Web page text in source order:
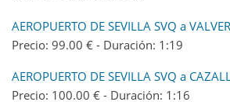
AEROPUERTO DE SEVILLA SVQ a
Precio: 99.00 € - Duración: 1:19
AEROPUERTO DE SEVILLA SVQ a
Precio: 100.00 € - Duración: 1:16